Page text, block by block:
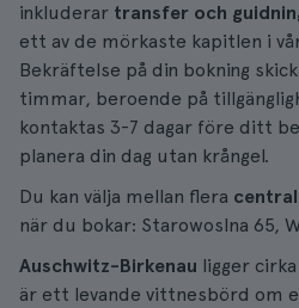
inkluderar transfer och
ett av de mörkaste kapitlen i
Bekräftelse på din bokning
timmar, beroende på
kontaktas 3-7 dagar före ditt
planera din dag utan krångel.
Du kan välja mellan flera
när du bokar: Starowoslna 65,
Auschwitz-Birkenau ligger
är ett levande vittnesbörd om